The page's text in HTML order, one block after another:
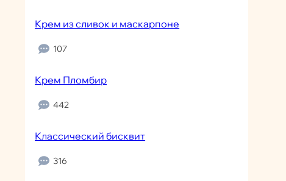
Крем из сливок и маскарпоне
107
Крем Пломбир
442
Классический бисквит
316